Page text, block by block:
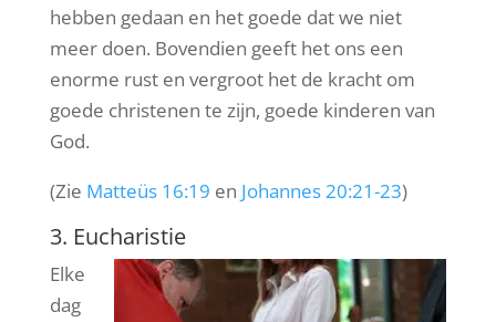
hebben gedaan en het goede dat we niet
meer doen. Bovendien geeft het ons een
enorme rust en vergroot het de kracht om
goede christenen te zijn, goede kinderen van
God.
(Zie Matteüs 16:19 en Johannes 20:21-23)
3. Eucharistie
Elke
dag